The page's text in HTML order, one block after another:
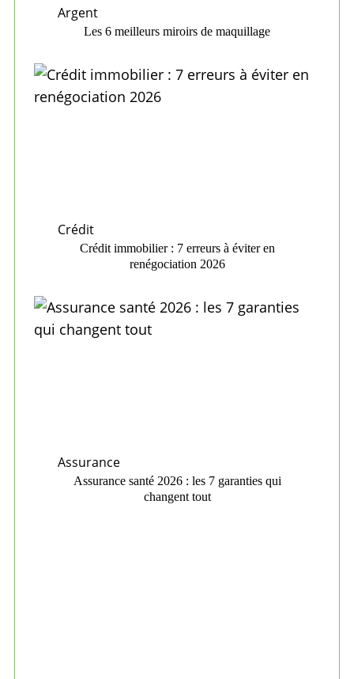
Argent
Les 6 meilleurs miroirs de maquillage
Crédit
Crédit immobilier : 7 erreurs à éviter en
renégociation 2026
Assurance
Assurance santé 2026 : les 7 garanties qui
changent tout